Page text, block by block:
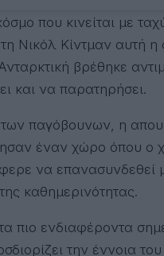
που κινείται με
Νικόλ Κίντμαν αυτή η
βρέθηκε
και να παρατηρήσει.
παγόβουνων, η
έναν χώρο όπου ο
να επανασυνδεθεί
καθημερινότητας.
πιο ενδιαφέροντα
την έννοια